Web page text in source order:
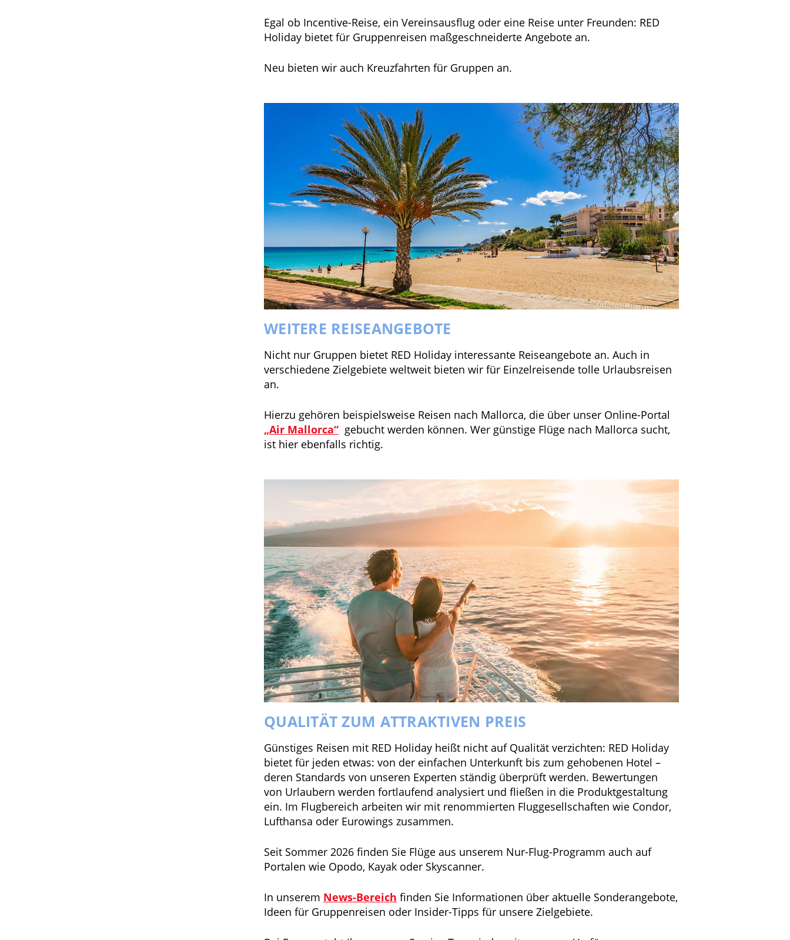
Egal ob Incentive-Reise, ein Vereinsausflug oder eine Reise unter Freunden: RED
Holiday bietet für Gruppenreisen maßgeschneiderte Angebote an.
Neu bieten wir auch Kreuzfahrten für Gruppen an.
WEITERE REISEANGEBOTE
Nicht nur Gruppen bietet RED Holiday interessante Reiseangebote an. Auch in
verschiedene Zielgebiete weltweit bieten wir für Einzelreisende tolle Urlaubsreisen
an.
Hierzu gehören beispielsweise Reisen nach Mallorca, die über unser Online-Portal
„Air Mallorca“ gebucht werden können. Wer günstige Flüge nach Mallorca sucht,
ist hier ebenfalls richtig.
QUALITÄT ZUM ATTRAKTIVEN PREIS
Günstiges Reisen mit RED Holiday heißt nicht auf Qualität verzichten: RED Holiday
bietet für jeden etwas: von der einfachen Unterkunft bis zum gehobenen Hotel –
deren Standards von unseren Experten ständig überprüft werden. Bewertungen
von Urlaubern werden fortlaufend analysiert und fließen in die Produktgestaltung
ein. Im Flugbereich arbeiten wir mit renommierten Fluggesellschaften wie Condor,
Lufthansa oder Eurowings zusammen.
Seit Sommer 2026 finden Sie Flüge aus unserem Nur-Flug-Programm auch auf
Portalen wie Opodo, Kayak oder Skyscanner.
In unserem News-Bereich finden Sie Informationen über aktuelle Sonderangebote,
Ideen für Gruppenreisen oder Insider-Tipps für unsere Zielgebiete.